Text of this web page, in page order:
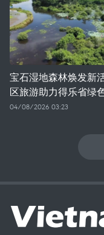
宝石湿地森林焕发新
区旅游助力得乐省绿
04/08/2026 03:23